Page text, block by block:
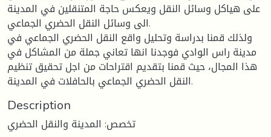
على هياكل وسائل النقل ويعكس حاجة المتنقلين في المدينة
الى وسائل النقل الحضري الجماعي.
ولذلك قمنا بدراسة وتحليل واقع النقل الحضري الجماعي في
مدينة راس الوادي فوجدنا انها تعاني جملة من المشاكل في
هذا المجال، حيث قمنا بتقديم اقتراحات من اجل تحقيق تنظيم
النقل الحضري الجماعي بالحافلات في المدينة.
Description
تخصص: المدينة والنقل الحضري